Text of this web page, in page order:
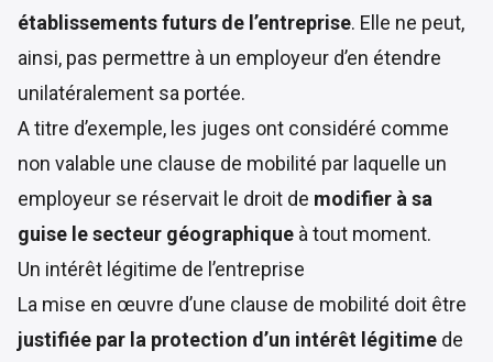
établissements futurs de l’entreprise. Elle ne peut,
ainsi, pas permettre à un employeur d’en étendre
unilatéralement sa portée.
A titre d’exemple, les juges ont considéré comme
non valable une clause de mobilité par laquelle un
employeur se réservait le droit de modifier à sa
guise le secteur géographique à tout moment.
Un intérêt légitime de l’entreprise
La mise en œuvre d’une clause de mobilité doit être
justifiée par la protection d’un intérêt légitime de